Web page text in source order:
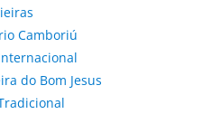
Camboriú
do Bom Jesus